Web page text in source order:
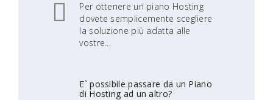
Per ottenere un piano Hosting
dovete semplicemente scegliere
la soluzione più adatta alle
vostre...
E` possibile passare da un Piano
di Hosting ad un altro?